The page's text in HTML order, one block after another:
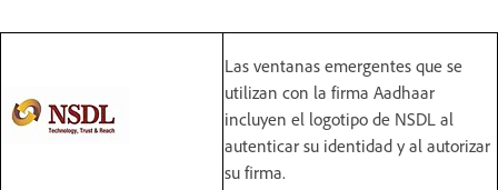
Las ventanas emergentes que se
utilizan con la firma Aadhaar
incluyen el logotipo de NSDL al
autenticar su identidad y al autorizar
su firma.